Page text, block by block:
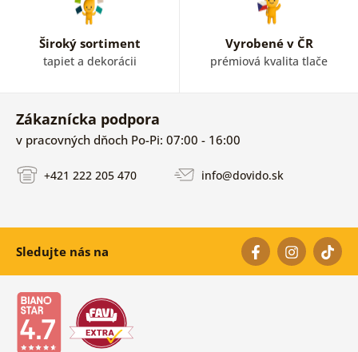
Široký sortiment
tapiet a dekorácii
Vyrobené v ČR
prémiová kvalita tlače
Zákaznícka podpora
v pracovných dňoch Po-Pi: 07:00 - 16:00
+421 222 205 470 info@dovido.sk
Sledujte nás na